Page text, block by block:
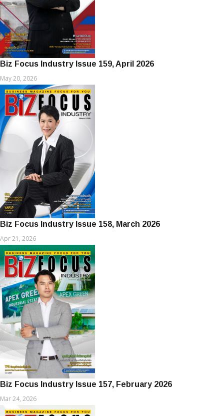
Biz Focus Industry Issue 159, April 2026
May 20, 2026
Biz Focus Industry Issue 158, March 2026
Apr 21, 2026
Biz Focus Industry Issue 157, February 2026
Mar 24, 2026